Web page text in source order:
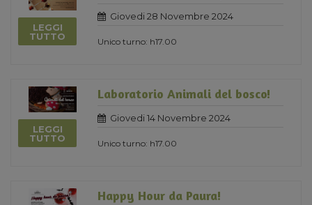
LEGGI
TUTTO
Giovedi 28 Novembre 2024
Unico turno: h17.00
LEGGI
TUTTO
Laboratorio Animali del bosco!
Giovedi 14 Novembre 2024
Unico turno: h17.00
Happy Hour da Paura!